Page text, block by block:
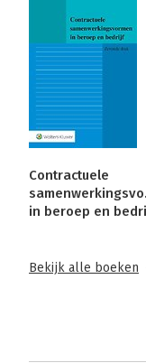
Contractuele
in beroep en
Bekijk alle boeken